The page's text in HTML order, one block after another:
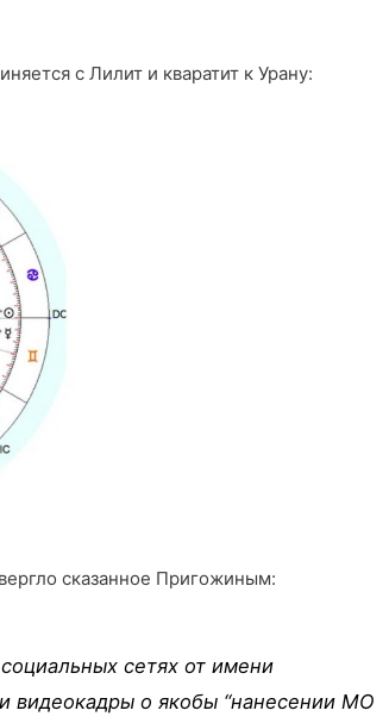
с Лилит и кваратит к Урану:
сказанное Пригожиным:
сетях от имени
видеокадры о якобы “нанесении МО